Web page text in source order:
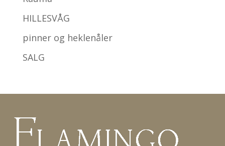
HILLESVÅG
pinner og heklenåler
SALG